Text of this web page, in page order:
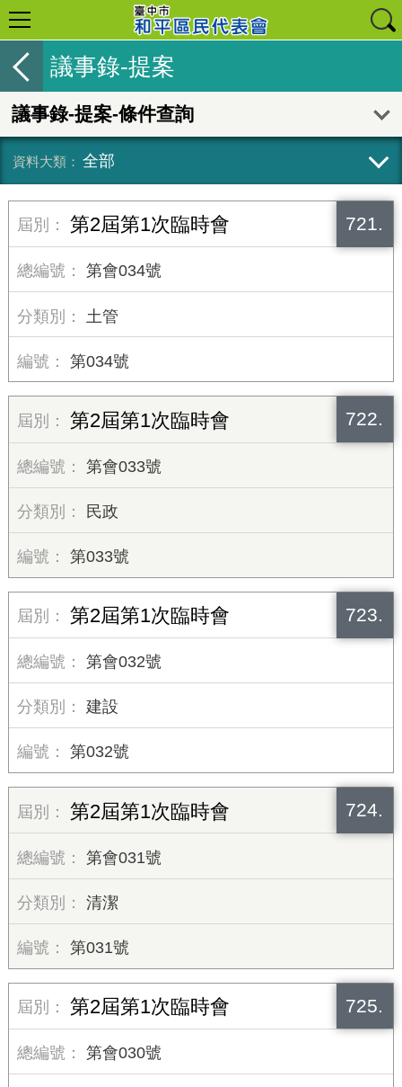
議事錄-提案
議事錄-提案-條件查詢
全部
721.
第2屆第1次臨時會
第會034號
土管
第034號
722.
第2屆第1次臨時會
第會033號
民政
第033號
723.
第2屆第1次臨時會
第會032號
建設
第032號
724.
第2屆第1次臨時會
第會031號
清潔
第031號
725.
第2屆第1次臨時會
第會030號